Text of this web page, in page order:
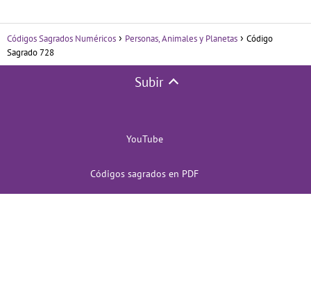
Códigos Sagrados Numéricos Personas, Animales y Planetas
Código
Sagrado 728
Subir
YouTube
Códigos sagrados en PDF